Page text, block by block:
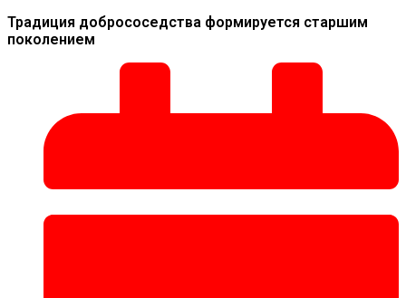
Традиция добрососедства формируется старшим
поколением